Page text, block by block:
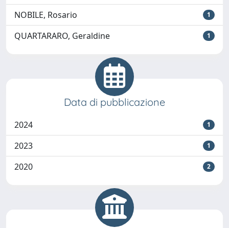
NOBILE, Rosario 1
QUARTARARO, Geraldine 1
Data di pubblicazione
2024 1
2023 1
2020 2